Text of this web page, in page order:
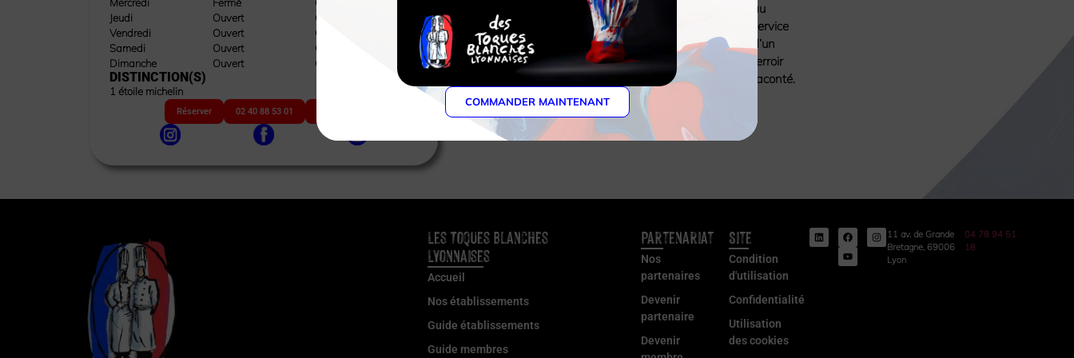
Jeudi
Vendredi
Samedi
Dimanche
Ouvert
Ouvert
Ouvert
Ouvert
Ouvert
Ouvert
Ouvert
Ouvert
DISTINCTION(S)
1 étoile michelin
Réserver 02 40 88 53 01
au
service
d’un
terroir
raconté.
Les Toques Blanches
Lyonnaises
Accueil
Nos établissements
Guide établissements
Guide membres
Partenariat
Nos
partenaires
Devenir
partenaire
Devenir
Site
Condition
d'utilisation
Confidentialité
Utilisation
des cookies
11 av. de Grande
Bretagne, 69006
Lyon
04 78 94 51
18
COMMANDER MAINTENANT